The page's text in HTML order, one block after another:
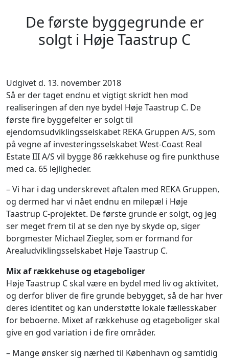
De første byggegrunde er
solgt i Høje Taastrup C
Udgivet d. 13. november 2018
Så er der taget endnu et vigtigt skridt hen mod
realiseringen af den nye bydel Høje Taastrup C. De
første fire byggefelter er solgt til
ejendomsudviklingsselskabet REKA Gruppen A/S, som
på vegne af investeringsselskabet West-Coast Real
Estate III A/S vil bygge 86 rækkehuse og fire punkthuse
med ca. 65 lejligheder.
– Vi har i dag underskrevet aftalen med REKA Gruppen,
og dermed har vi nået endnu en milepæl i Høje
Taastrup C-projektet. De første grunde er solgt, og jeg
ser meget frem til at se den nye by skyde op, siger
borgmester Michael Ziegler, som er formand for
Arealudviklingsselskabet Høje Taastrup C.
Mix af rækkehuse og etageboliger
Høje Taastrup C skal være en bydel med liv og aktivitet,
og derfor bliver de fire grunde bebygget, så de har hver
deres identitet og kan understøtte lokale fællesskaber
for beboerne. Mixet af rækkehuse og etageboliger skal
give en god variation i de fire områder.
– Mange ønsker sig nærhed til København og samtidig